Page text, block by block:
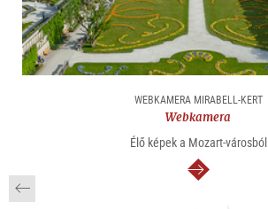
WEBKAMERA MIRABELL-KERT
Webkamera
Élő képek a Mozart-városból
Tovább